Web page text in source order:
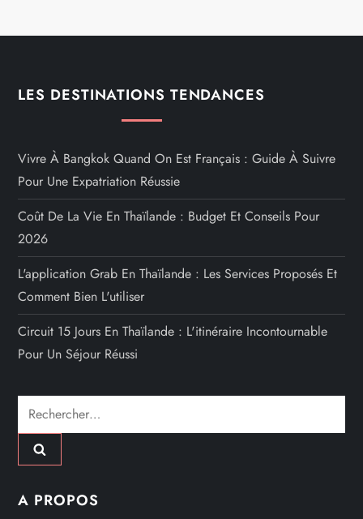
LES DESTINATIONS TENDANCES
Vivre À Bangkok Quand On Est Français : Guide À Suivre
Pour Une Expatriation Réussie
Coût De La Vie En Thaïlande : Budget Et Conseils Pour
2026
L'application Grab En Thaïlande : Les Services Proposés Et
Comment Bien L'utiliser
Circuit 15 Jours En Thaïlande : L'itinéraire Incontournable
Pour Un Séjour Réussi
Rechercher :
A PROPOS